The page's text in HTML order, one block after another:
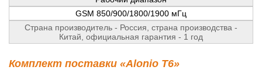
GSM 850/900/1800/1900 мГц
Страна производитель - Россия, страна производства -
Китай, официальная гарантия - 1 год
Комплект поставки «Alonio T6»